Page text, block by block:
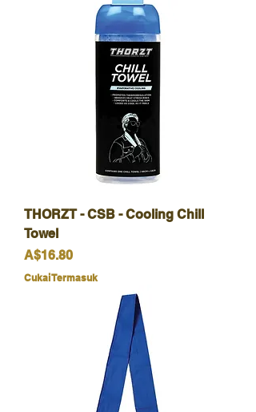
THORZT - CSB - Cooling Chill
Towel
Harga
A$16.80
Cukai Termasuk